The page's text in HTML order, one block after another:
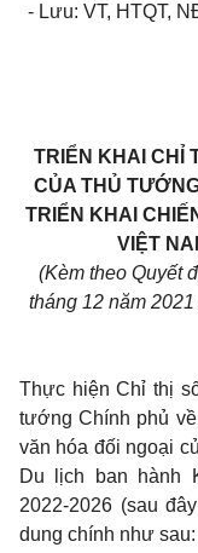
- Lưu: VT, HTQT,
TRIỂN KHAI CHỈ
CỦA THỦ
TRIỂN KHAI
VIỆT
(Kèm theo Quyết
tháng 12 năm
Thực hiện Chỉ thị
tướng Chính phủ
văn hóa đối ngoại
Du lịch ban hành
2022-2026 (sau
dung chính như sau: